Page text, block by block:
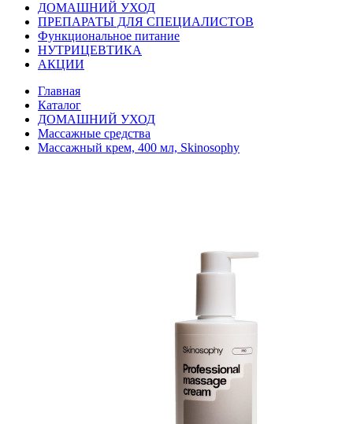
ДОМАШНИЙ УХОД
ПРЕПАРАТЫ ДЛЯ СПЕЦИАЛИСТОВ
Функциональное питание
НУТРИЦЕВТИКА
АКЦИИ
Главная
Каталог
ДОМАШНИЙ УХОД
Массажные средства
Массажный крем, 400 мл, Skinosophy